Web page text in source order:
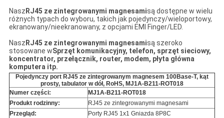
Nasz RJ45 ze zintegrowanymi magnesamisą dostępne w wielu
różnych typach do wyboru, takich jak pojedynczy/wieloportowy,
ekranowany/nieekranowany, z opcjami EMI Finger/LED.
Nasz RJ45 ze zintegrowanymi magnesamisą szeroko
stosowane wSprzęt komunikacyjny, telefon, sprzęt sieciowy,
koncentrator, przełącznik, router, modem, płyta główna
komputera itp.
Pojedynczy port RJ45 ze zintegrowanym magnesem 100Base-T, kąt
prosty, tabulator w dół, RoHS, MJ1A-B211-ROT018
Numer części:
MJ1A-B211-ROT018
Produkt rodzinny:
RJ45 ze zintegrowanymi magnesami
Przegląd:
Porty RJ45 1x1 Gniazda 8P8C